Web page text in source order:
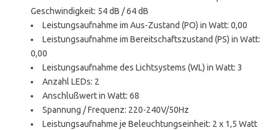
Geschwindigkeit: 54 dB / 64 dB
Leistungsaufnahme im Aus-Zustand (PO) in Watt: 0,00
Leistungsaufnahme im Bereitschaftszustand (PS) in Watt:
0,00
Leistungsaufnahme des Lichtsystems (WL) in Watt: 3
Anzahl LEDs: 2
Anschlußwert in Watt: 68
Spannung / Frequenz: 220-240V/50Hz
Leistungsaufnahme je Beleuchtungseinheit: 2 x 1,5 Watt